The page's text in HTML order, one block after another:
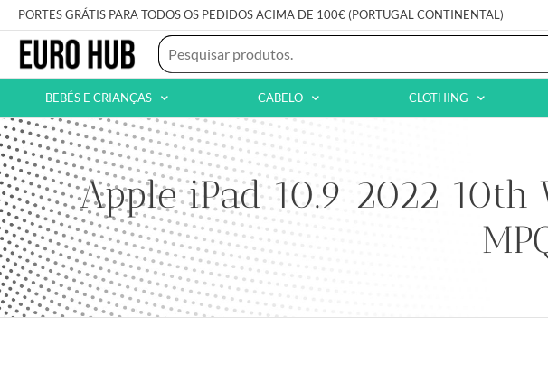
PORTES GRÁTIS PARA TODOS OS PEDIDOS ACIMA DE 100€ (PORTUGAL CONTINENTAL)
BEBÉS E CRIANÇAS CABELO CLOTHING
Apple iPad 10.9 2022